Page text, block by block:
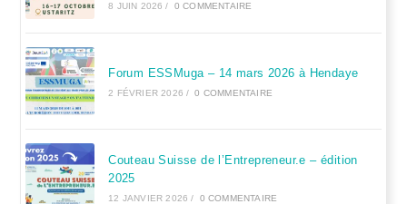
8 JUIN 2026 / 0 COMMENTAIRE
Forum ESSMuga – 14 mars 2026 à Hendaye
2 FÉVRIER 2026 / 0 COMMENTAIRE
Couteau Suisse de l’Entrepreneur.e – édition
2025
12 JANVIER 2026 / 0 COMMENTAIRE